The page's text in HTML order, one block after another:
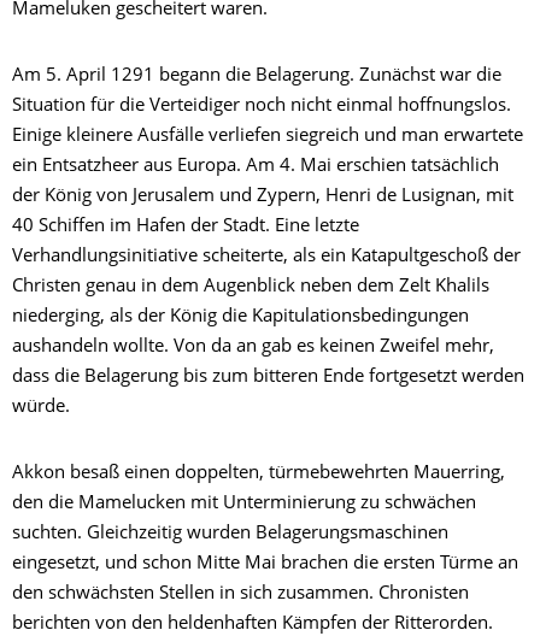
Mameluken gescheitert waren.
Am 5. April 1291 begann die Belagerung. Zunächst war die
Situation für die Verteidiger noch nicht einmal hoffnungslos.
Einige kleinere Ausfälle verliefen siegreich und man erwartete
ein Entsatzheer aus Europa. Am 4. Mai erschien tatsächlich
der König von Jerusalem und Zypern, Henri de Lusignan, mit
40 Schiffen im Hafen der Stadt. Eine letzte
Verhandlungsinitiative scheiterte, als ein Katapultgeschoß der
Christen genau in dem Augenblick neben dem Zelt Khalils
niederging, als der König die Kapitulationsbedingungen
aushandeln wollte. Von da an gab es keinen Zweifel mehr,
dass die Belagerung bis zum bitteren Ende fortgesetzt werden
würde.
Akkon besaß einen doppelten, türmebewehrten Mauerring,
den die Mamelucken mit Unterminierung zu schwächen
suchten. Gleichzeitig wurden Belagerungsmaschinen
eingesetzt, und schon Mitte Mai brachen die ersten Türme an
den schwächsten Stellen in sich zusammen. Chronisten
berichten von den heldenhaften Kämpfen der Ritterorden.